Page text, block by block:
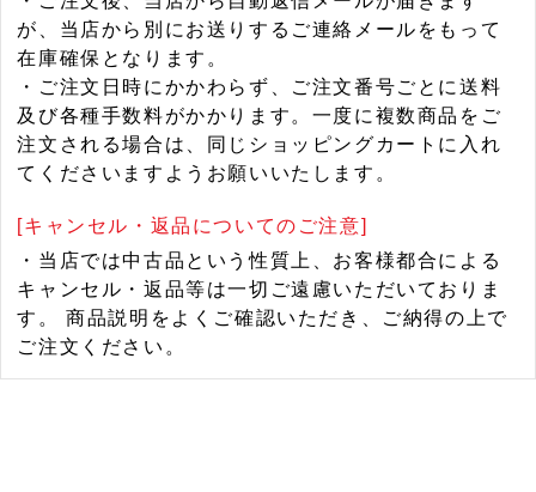
が、当店から別にお送りするご連絡メールをもって
在庫確保となります。
・ご注文日時にかかわらず、ご注文番号ごとに送料
及び各種手数料がかかります。一度に複数商品をご
注文される場合は、同じショッピングカートに入れ
てくださいますようお願いいたします。
[キャンセル・返品についてのご注意]
・当店では中古品という性質上、お客様都合による
キャンセル・返品等は一切ご遠慮いただいておりま
す。 商品説明をよくご確認いただき、ご納得の上で
ご注文ください。